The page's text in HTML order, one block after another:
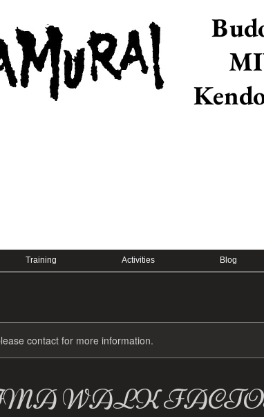
Training Activities Blog
contact for more information.
WALK